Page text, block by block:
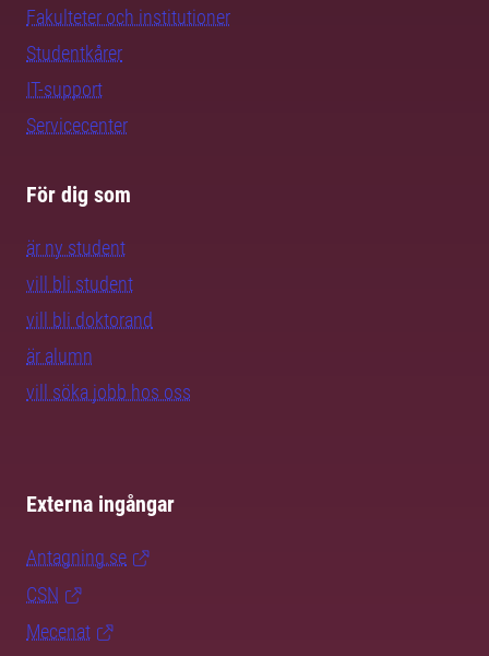
Fakulteter och institutioner
Studentkårer
IT-support
Servicecenter
För dig som
är ny student
vill bli student
vill bli doktorand
är alumn
vill söka jobb hos oss
Externa ingångar
Antagning.se
CSN
Mecenat